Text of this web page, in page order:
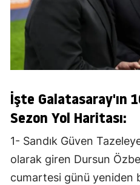
İşte Galatasaray'ın
Sezon Yol Haritası:
1- Sandık Güven
olarak giren Dursun
cumartesi günü yeniden